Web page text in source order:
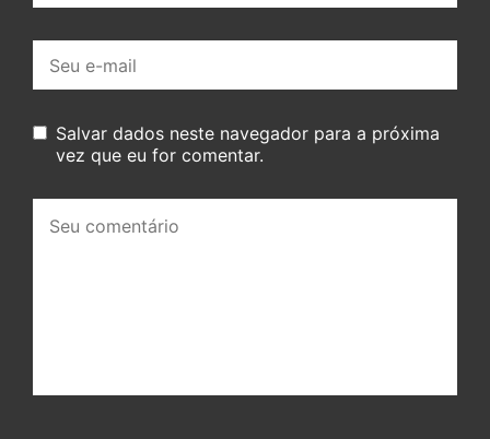
mail:
Salvar dados neste navegador para a próxima
vez que eu for comentar.
comentário: